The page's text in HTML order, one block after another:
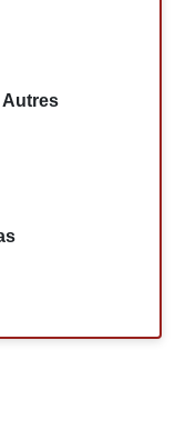
Autres